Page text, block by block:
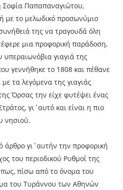
Σοφία Παπαπαναγιώτου,
με το μελωδικό προσωνύμιο
της να τραγουδά όλη
μια προφορική παράδοση,
γιαγιά της
γεννήθηκε το 1808 και πέθανε
τα λεγόμενα της γιαγιάς
Όρσας την είχε φυτέψει ένας
γι΄αυτό και είναι η πιο
νησιού.
άρθρο γι΄αυτήν την προφορική
του περιοδικού Ρυθμοί της
πίσω από το όνομα του
του Τυράννου των Αθηνών